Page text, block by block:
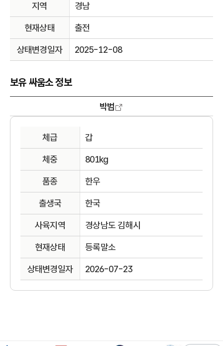
지역 경남
현재상태 출전
상태변경일자 2025-12-08
보유 싸움소 정보
박범
체급 갑
체중 801kg
품종 한우
출생국 한국
사육지역 경상남도 김해시
현재상태 등록말소
상태변경일자 2026-07-23